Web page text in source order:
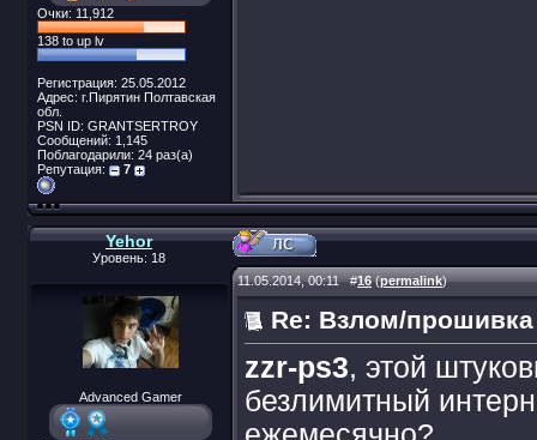
Очки: 11,912
138 to up lv
Регистрация: 25.05.2012
Адрес: г.Пирятин Полтавская
обл.
PSN ID: GRANTSERTROY
Сообщений: 1,145
Поблагодарили: 24 раз(а)
Репутация:
7
Yehor
Уровень: 18
Advanced Gamer
11.05.2014, 00:11#16(permalink)
Re: Взлом/прошивка
zzr-ps3, этой
безлимитный